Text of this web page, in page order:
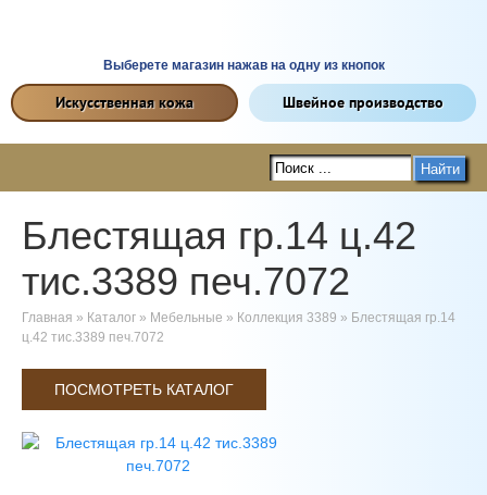
Выберете магазин нажав на одну из кнопок
Искусственная кожа Швейное производство
Найти
Блестящая гр.14 ц.42
тис.3389 печ.7072
Главная » Каталог » Мебельные » Коллекция 3389 » Блестящая гр.14
ц.42 тис.3389 печ.7072
ПОСМОТРЕТЬ КАТАЛОГ